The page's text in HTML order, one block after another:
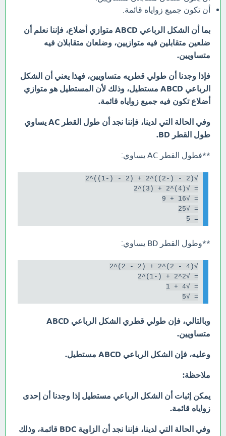
أن تكون جميع زواياه قائمة.
بما أن الشكل الرباعي ABCD متوازي أضلاع، فإننا نعلم أن
ضلعين متقابلين فيه متوازيين، وضلعان متقابلان فيه
متساويين.
فإذا وجدنا أن طولي قطريه متساويين، فهذا يعني أن الشكل
الرباعي ABCD مستطيل، وذلك لأن المستطيل هو متوازي
أضلاع تكون فيه جميع زواياه قائمة.
وفي الحالة التي لدينا، فإننا نجد أن طول القطر AC يساوي
طول القطر BD.
**فطول القطر AC يساوي:
= 5
**وطول القطر BD يساوي:
= √5
وبالتالي، فإن طولي قطري الشكل الرباعي ABCD
متساويين.
وعليه، فإن الشكل الرباعي ABCD مستطيل.
ملاحظة:
يمكن إثبات أن الشكل الرباعي مستطيل إذا وجدنا أن إحدى
زواياه قائمة.
وفي الحالة التي لدينا، فإننا نجد أن الزاوية BDC قائمة، وذلك